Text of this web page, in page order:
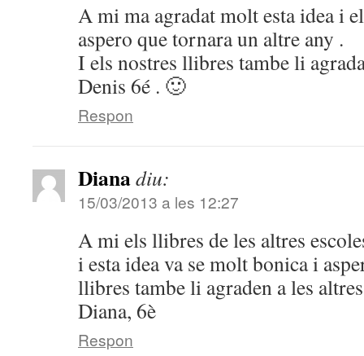
A mi ma agradat molt esta idea i
aspero que tornara un altre any .
I els nostres llibres tambe li
Denis 6é . 🙂
Respon
Dianadiu:
15/03/2013 a les 12:27
A mi els llibres de les altres
i esta idea va se molt bonica i
llibres tambe li agraden a les
Diana, 6è
Respon